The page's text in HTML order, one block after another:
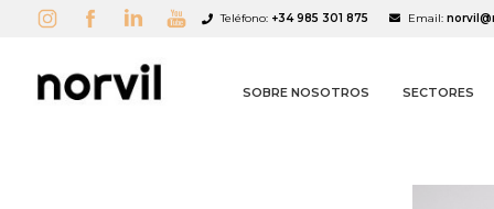
Teléfono: +34 985 301 875 Email:
SOBRE NOSOTROS SECTORES